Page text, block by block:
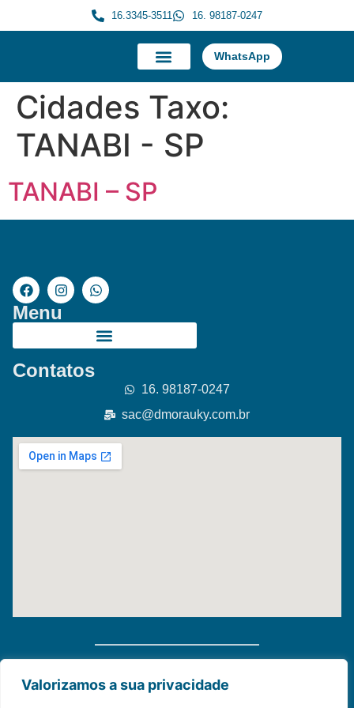
Valorizamos a sua privacidade
16.3345-3511 16. 98187-0247
WhatsApp
Cidades Taxo:
TANABI - SP
TANABI – SP
Menu
Contatos
16. 98187-0247
sac@dmorauky.com.br
Distribuidora Morauky 2025. Todos Os Direitos